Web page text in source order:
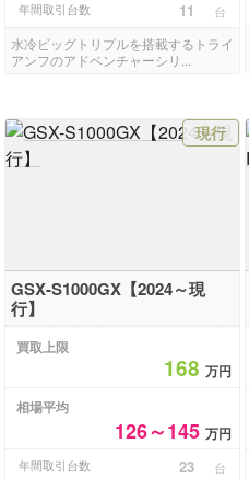
年間取引台数 11 台
水冷ビッグトリプルを搭載するトライ
アンフのアドベンチャーシリ...
現行
GSX-S1000GX【2024～現
行】
買取上限
168万円
相場平均
126～145万円
年間取引台数 23 台